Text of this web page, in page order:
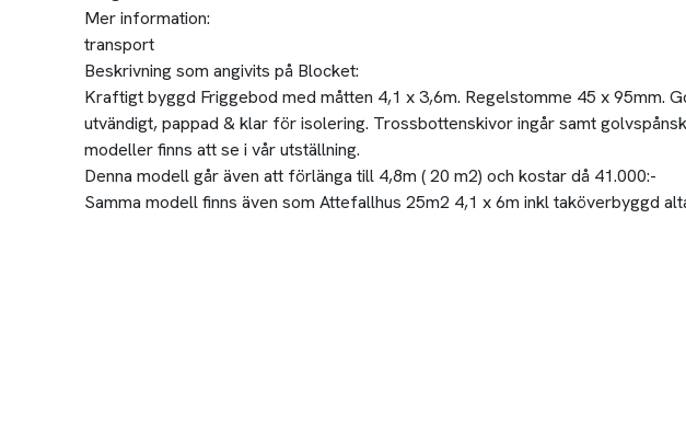
Mer information:
transport
Beskrivning som angivits på Blocket:
Kraftigt byggd Friggebod med måtten 4,1 x 3,6m. Regelstomme 45 x 95mm.
utvändigt, pappad & klar för isolering. Trossbottenskivor ingår samt
modeller finns att se i vår utställning.
Denna modell går även att förlänga till 4,8m ( 20 m2) och kostar då 41.000:-
Samma modell finns även som Attefallhus 25m2 4,1 x 6m inkl taköverbyggd